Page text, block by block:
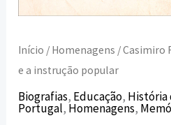
Início / Homenagens / Casimiro
e a instrução popular
Biografias, Educação, História
Portugal, Homenagens,